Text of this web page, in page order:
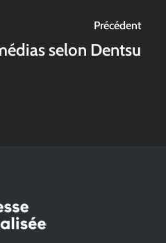
Précédent
selon Dentsu